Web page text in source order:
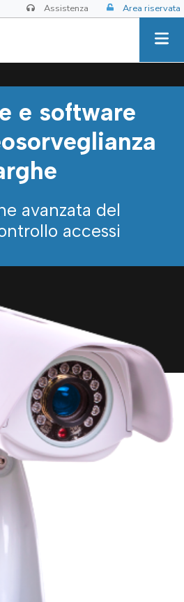
Assistenza Area riservata
e software
avanzata del
accessi